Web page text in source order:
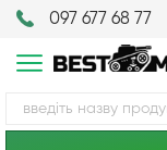
097 677 68 77